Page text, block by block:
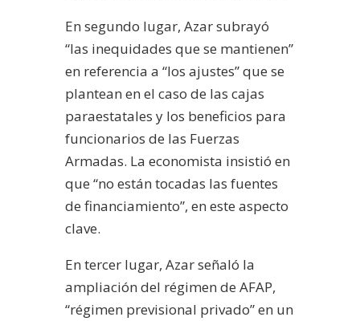
En segundo lugar, Azar subrayó
“las inequidades que se mantienen”
en referencia a “los ajustes” que se
plantean en el caso de las cajas
paraestatales y los beneficios para
funcionarios de las Fuerzas
Armadas. La economista insistió en
que “no están tocadas las fuentes
de financiamiento”, en este aspecto
clave.
En tercer lugar, Azar señaló la
ampliación del régimen de AFAP,
“régimen previsional privado” en un